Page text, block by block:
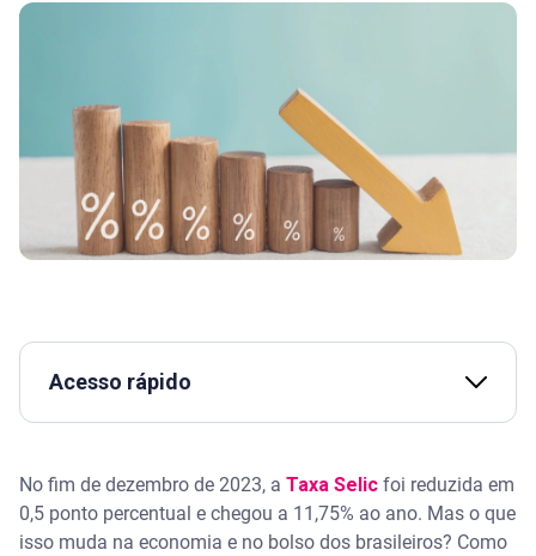
Acesso rápido
O que significa quando a taxa de juros está baixa?
No fim de dezembro de 2023, a Taxa Selic foi reduzida em
0,5 ponto percentual e chegou a 11,75% ao ano. Mas o que
isso muda na economia e no bolso dos brasileiros? Como